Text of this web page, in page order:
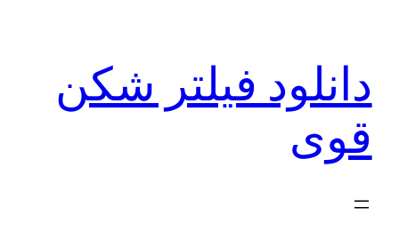
دانلود فیلتر شکن
قوی